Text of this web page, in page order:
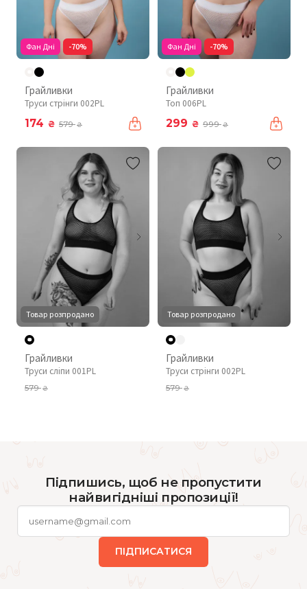
Фан Дні -70%
Грайливки
Труси стрінги 002PL
174 ₴ 579₴
Фан Дні -70%
Грайливки
Топ 006PL
299 ₴ 999₴
Товар розпродано
Грайливки
Труси сліпи 001PL
579₴
Товар розпродано
Грайливки
Труси стрінги 002PL
579₴
Підпишись, щоб не пропустити
найвигідніші пропозиції!
ПІДПИСАТИСЯ